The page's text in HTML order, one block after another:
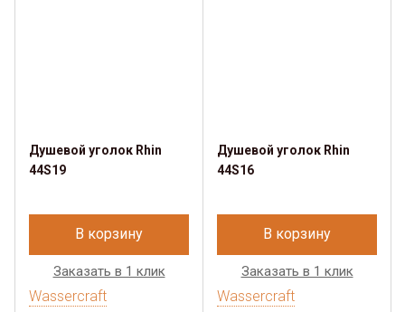
Душевой уголок Rhin
44S19
В корзину
Заказать в 1 клик
Wassercraft
Душевой уголок Rhin
44S16
В корзину
Заказать в 1 клик
Wassercraft